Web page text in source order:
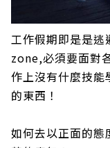
工作假期即是是
zone,必須要面對
作上沒有什麼技能
的東西！
如何去以正面的態